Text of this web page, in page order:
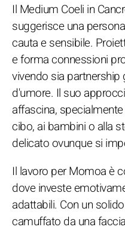
Il Medium Coeli in
suggerisce una
cauta e sensibile.
e forma connessioni
vivendo sia
d'umore. Il suo
affascina,
cibo, ai bambini o alla
delicato ovunque si
Il lavoro per Momoa è
dove investe
adattabili. Con un
camuffato da una